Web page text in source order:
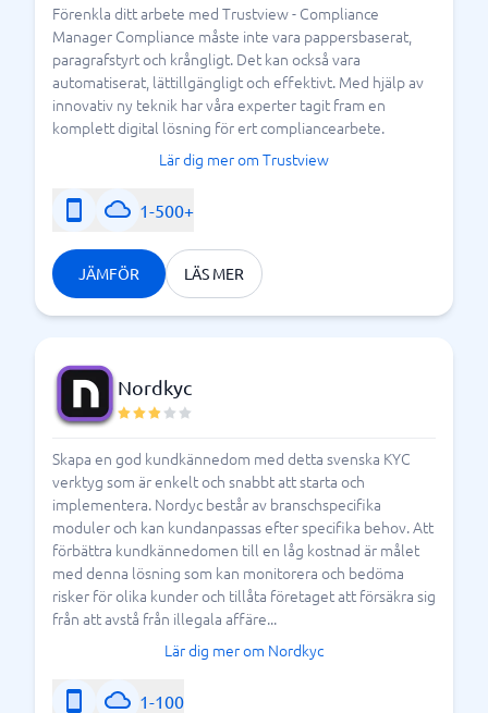
Förenkla ditt arbete med Trustview - Compliance
Manager Compliance måste inte vara pappersbaserat,
paragrafstyrt och krångligt. Det kan också vara
automatiserat, lättillgängligt och effektivt. Med hjälp av
innovativ ny teknik har våra experter tagit fram en
komplett digital lösning för ert compliancearbete.
Lär dig mer om Trustview
1-500+
JÄMFÖR LÄS MER
Nordkyc
Skapa en god kundkännedom med detta svenska KYC
verktyg som är enkelt och snabbt att starta och
implementera. Nordyc består av branschspecifika
moduler och kan kundanpassas efter specifika behov. Att
förbättra kundkännedomen till en låg kostnad är målet
med denna lösning som kan monitorera och bedöma
risker för olika kunder och tillåta företaget att försäkra sig
från att avstå från illegala affäre...
Lär dig mer om Nordkyc
1-100